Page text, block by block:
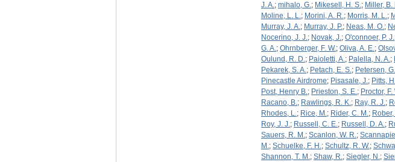
J. A.; mihalo, G.; Mikesell, H. S.; Miller, B.
Moline, L. L.; Morini, A. R.; Morris, M. L.;
Murray, J. A.; Murray, J. P.; Neas, M. O.;
Nocerino, J. J.; Novak, J.; O'connoer, P. J.
G. A.; Ohrnberger, F. W.; Oliva, A. E.;
Oulund, R. D.; Paioletti, A.; Palella, N. A.;
Pekarek, S. A.; Petach, E. S.; Petersen, G.
Pinecastle Airdrome; Pisasale, J.; Pitts,
Post, Henry B.; Prieston, S. E.; Proctor, F.
Racano, B.; Rawlings, R. K.; Ray, R. J.;
Rhodes, L.; Rice, M.; Rider, C. M.; Rober,
Roy, J. J.; Russell, C. E.; Russell, D. A.;
Sauers, R. M.; Scanlon, W. R.;
M.; Schuelke, F. H.; Schultz, R. W.;
Shannon, T. M.; Shaw, R.; Siegler, N.;